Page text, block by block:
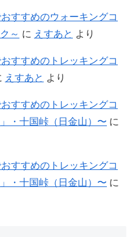
すすめのウォーキングコ
～ に えすあと より
すすめのトレッキングコ
えすあと より
すすめのトレッキングコ
・十国峠（日金山）〜 に
すすめのトレッキングコ
・十国峠（日金山）〜 に